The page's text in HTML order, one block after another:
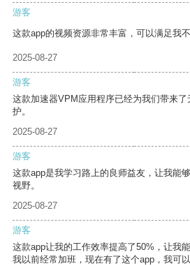
游客
这款app的视频资源非常丰富，可以满足我不
2025-08-27
游客
这款加速器VPM应用程序已经为我们带来
护。
2025-08-27
游客
这款app是我学习路上的良师益友，让我能
视野。
2025-08-27
游客
这款app让我的工作效率提高了50%，让我
我以前经常加班，现在有了这个app，我可